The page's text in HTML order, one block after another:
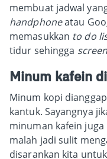
membuat jadwal
handphoneatau
memasukkan to do
tidur sehingga
Minum kafein
Minum kopi
kantuk. Sayangnya
minuman kafein
malah jadi sulit
disarankan kita